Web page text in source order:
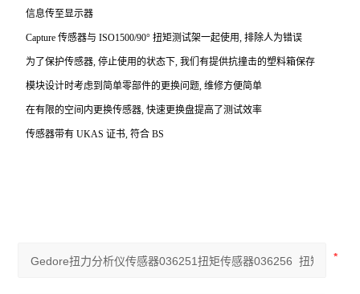
信息传至显示器
Capture传感器与 ISO1500/90° 扭矩测试架一起使用, 排除人为错误
为了保护传感器, 停止使用的状态下, 我们有提供抗撞击的塑料箱保存
模块设计时考虑到简单零部件的更换问题, 维修方便简单
在有限的空间内更换传感器, 快速更换盘提高了测试效率
传感器带有 UKAS 证书, 符合 BS